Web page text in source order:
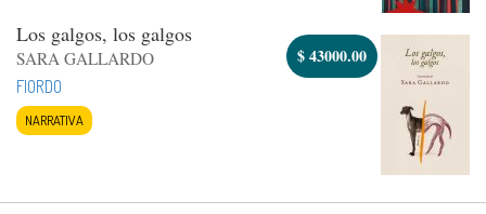
Los galgos, los galgos
SARA GALLARDO
FIORDO
NARRATIVA
$43000.00